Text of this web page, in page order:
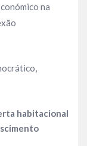
na
habitacional